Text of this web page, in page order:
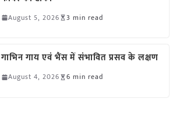
August 5, 2026 3 min read
गाभिन गाय एवं भैंस में संभावित प्रसव के लक्षण
August 4, 2026 6 min read